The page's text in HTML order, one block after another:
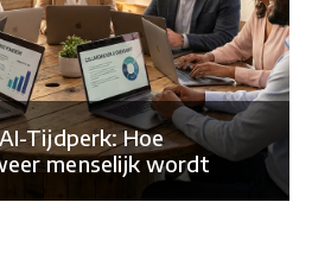
Tijdperk: Hoe
menselijk wordt